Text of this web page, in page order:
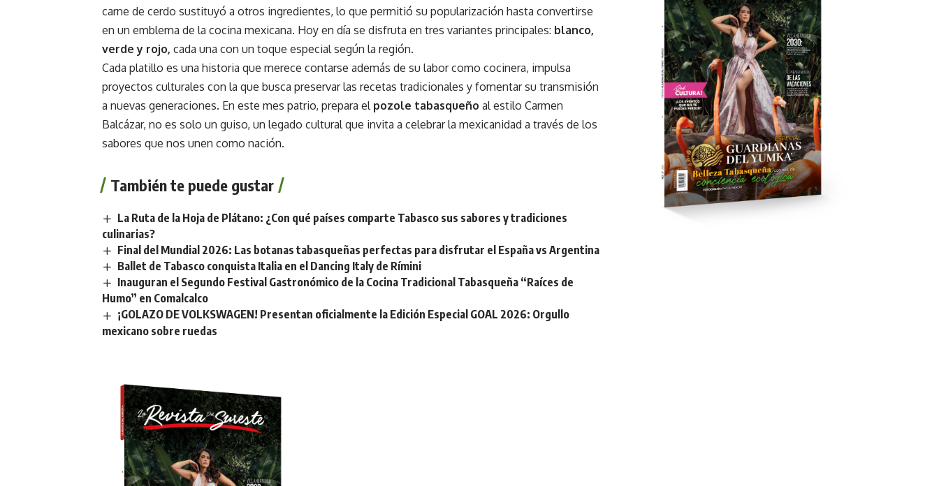
carne de cerdo sustituyó a otros ingredientes, lo que permitió su popularización hasta convertirse
en un emblema de la cocina mexicana. Hoy en día se disfruta en tres variantes principales: blanco,
verde y rojo, cada una con un toque especial según la región.
Cada platillo es una historia que merece contarse además de su labor como cocinera, impulsa
proyectos culturales con la que busca preservar las recetas tradicionales y fomentar su transmisión
a nuevas generaciones. En este mes patrio, prepara el pozole tabasqueño al estilo Carmen
Balcázar, no es solo un guiso, un legado cultural que invita a celebrar la mexicanidad a través de los
sabores que nos unen como nación.
También te puede gustar
La Ruta de la Hoja de Plátano: ¿Con qué países comparte Tabasco sus sabores y tradiciones
culinarias?
Final del Mundial 2026: Las botanas tabasqueñas perfectas para disfrutar el España vs Argentina
Ballet de Tabasco conquista Italia en el Dancing Italy de Rímini
Inauguran el Segundo Festival Gastronómico de la Cocina Tradicional Tabasqueña “Raíces de
Humo” en Comalcalco
¡GOLAZO DE VOLKSWAGEN! Presentan oficialmente la Edición Especial GOAL 2026: Orgullo
mexicano sobre ruedas